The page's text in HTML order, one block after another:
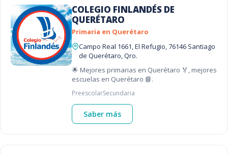
COLEGIO FINLANDÉS DE
QUERÉTARO
Primaria en Querétaro
Campo Real 1661, El Refugio, 76146 Santiago
de Querétaro, Qro.
🌟 Mejores primarias en Querétaro 🏅, mejores
escuelas en Querétaro 📘.
PreescolarSecundaria
Saber más